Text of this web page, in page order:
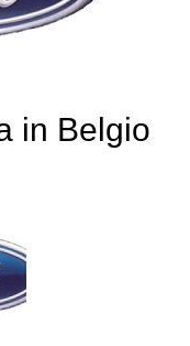
in Belgio